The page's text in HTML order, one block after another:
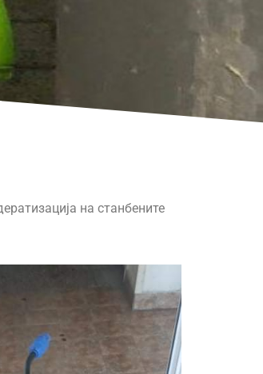
на станбените